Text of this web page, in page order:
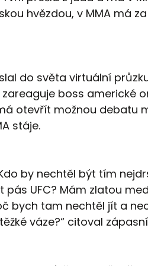
hvězdou, v MMA má
do světa virtuální
boss americké
otevřít možnou debatu
stáje.
by nechtěl být tím
UFC? Mám zlatou
bych tam nechtěl jít a
váze?“ citoval